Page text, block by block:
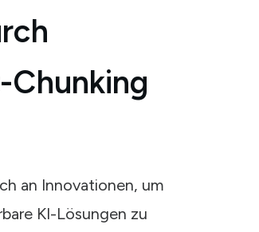
Chunking
an Innovationen, um
KI-Lösungen zu